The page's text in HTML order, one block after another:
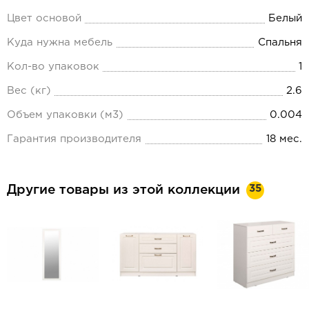
Цвет основой Белый
Куда нужна мебель Спальня
Кол-во упаковок
Вес (кг) 2.6
Объем упаковки (м3) 0.004
Гарантия производителя 18 мес.
Другие товары из этой коллекции 35